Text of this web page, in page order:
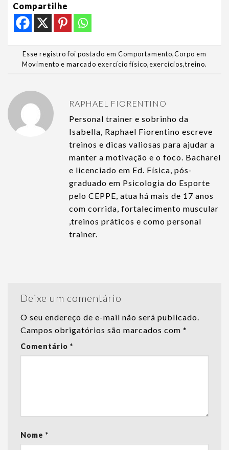
Compartilhe
Esse registro foi postado em Comportamento,Corpo em
Movimento e marcado exercício físico,exercícios,treino.
RAPHAEL FIORENTINO
Personal trainer e sobrinho da
Isabella, Raphael Fiorentino escreve
treinos e dicas valiosas para ajudar a
manter a motivação e o foco. Bacharel
e licenciado em Ed. Física, pós-
graduado em Psicologia do Esporte
pelo CEPPE, atua há mais de 17 anos
com corrida, fortalecimento muscular
,treinos práticos e como personal
trainer.
Deixe um comentário
O seu endereço de e-mail não será publicado.
Campos obrigatórios são marcados com *
Comentário *
Nome *